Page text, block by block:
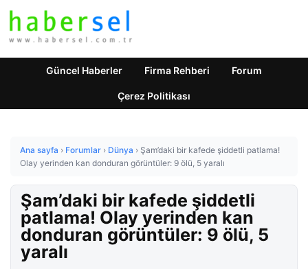
Güncel Haberler Firma Rehberi Forum
Çerez Politikası
Ana sayfa › Forumlar › Dünya › Şam’daki bir kafede şiddetli patlama!
Olay yerinden kan donduran görüntüler: 9 ölü, 5 yaralı
Şam’daki bir kafede şiddetli
patlama! Olay yerinden kan
donduran görüntüler: 9 ölü, 5
yaralı